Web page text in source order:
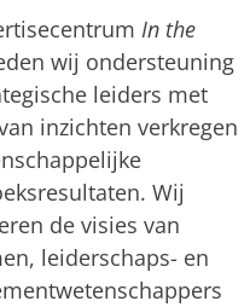
In the
wij ondersteuning
leiders met
inzichten verkregen
Wij
de visies van
leiderschaps- en